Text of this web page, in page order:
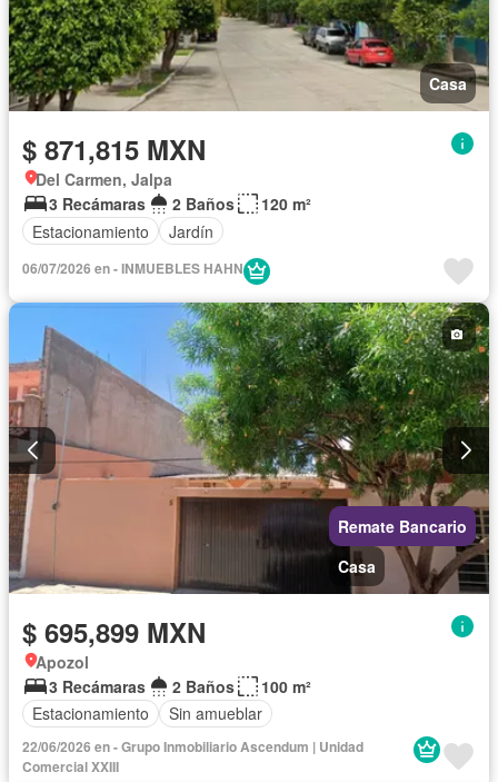
Casa
$ 871,815 MXN
Del Carmen, Jalpa
3 Recámaras
2 Baños
120 m²
Estacionamiento
Jardín
06/07/2026 en - INMUEBLES HAHN
Remate Bancario
Casa
$ 695,899 MXN
Apozol
3 Recámaras
2 Baños
100 m²
Estacionamiento
Sin amueblar
22/06/2026 en - Grupo Inmobiliario Ascendum | Unidad
Comercial XXIII